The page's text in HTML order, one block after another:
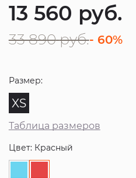
13 560 руб.
33 890 руб.- 60%
Размер:
XS
Таблица размеров
Цвет: Красный